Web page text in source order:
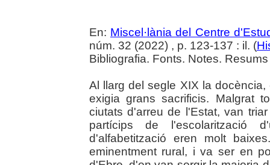
En: Miscel·lània del Centre
núm. 32 (2022) , p. 123-137 : il. (
Bibliografia. Fonts. Notes.
Al llarg del segle XIX la
exigia grans sacrificis. Malgrat
ciutats d'arreu de l'Estat, van
partícips de l'escolarització
d'alfabetització eren molt
eminentment rural, i va ser en